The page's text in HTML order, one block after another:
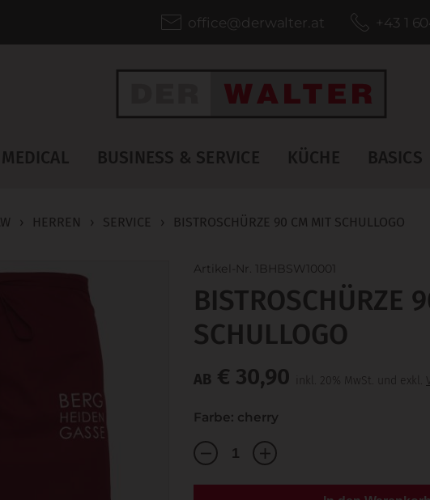
office@derwalter.at +43 1
MEDICAL BUSINESS & SERVICE KÜCHE BASICS
› HERREN › SERVICE › BISTROSCHÜRZE 90 CM MIT SCHULLOGO
Artikel-Nr. 1BHBSW10001
BISTROSCHÜRZE
SCHULLOGO
AB € 30,90 inkl. 20% MwSt. und exkl.
Farbe: cherry